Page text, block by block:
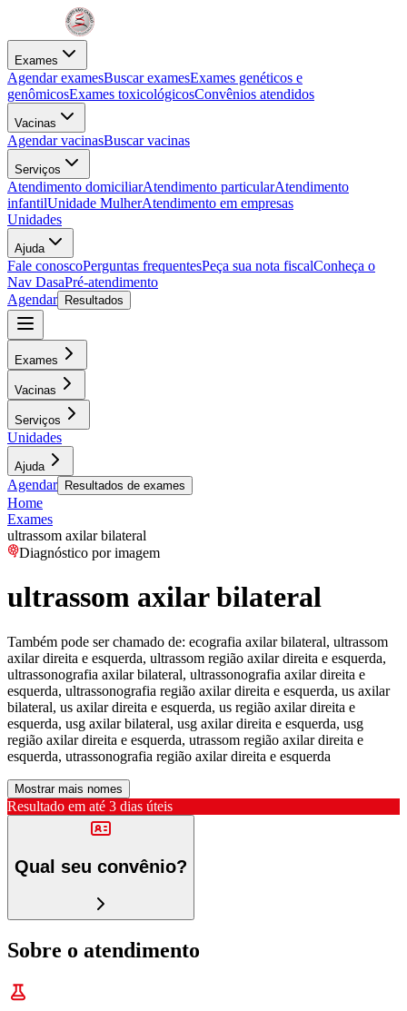
Exames
Agendar examesBuscar examesExames genéticos e
genômicosExames toxicológicosConvênios atendidos
Vacinas
Agendar vacinasBuscar vacinas
Serviços
Atendimento domiciliarAtendimento particularAtendimento
infantilUnidade MulherAtendimento em empresas
Unidades
Ajuda
Fale conoscoPerguntas frequentesPeça sua nota fiscalConheça o
Nav DasaPré-atendimento
Agendar
Resultados
Exames
Vacinas
Serviços
Unidades
Ajuda
Agendar Resultados de exames
Home
Exames
ultrassom axilar bilateral
Diagnóstico por imagem
ultrassom axilar bilateral
Também pode ser chamado de: ecografia axilar bilateral, ultrassom
axilar direita e esquerda, ultrassom região axilar direita e esquerda,
ultrassonografia axilar bilateral, ultrassonografia axilar direita e
esquerda, ultrassonografia região axilar direita e esquerda, us axilar
bilateral, us axilar direita e esquerda, us região axilar direita e
esquerda, usg axilar bilateral, usg axilar direita e esquerda, usg
região axilar direita e esquerda, utrassom região axilar direita e
esquerda, utrassonografia região axilar direita e esquerda
Mostrar mais nomes
Resultado em até 3 dias úteis
Qual seu convênio?
Sobre o atendimento